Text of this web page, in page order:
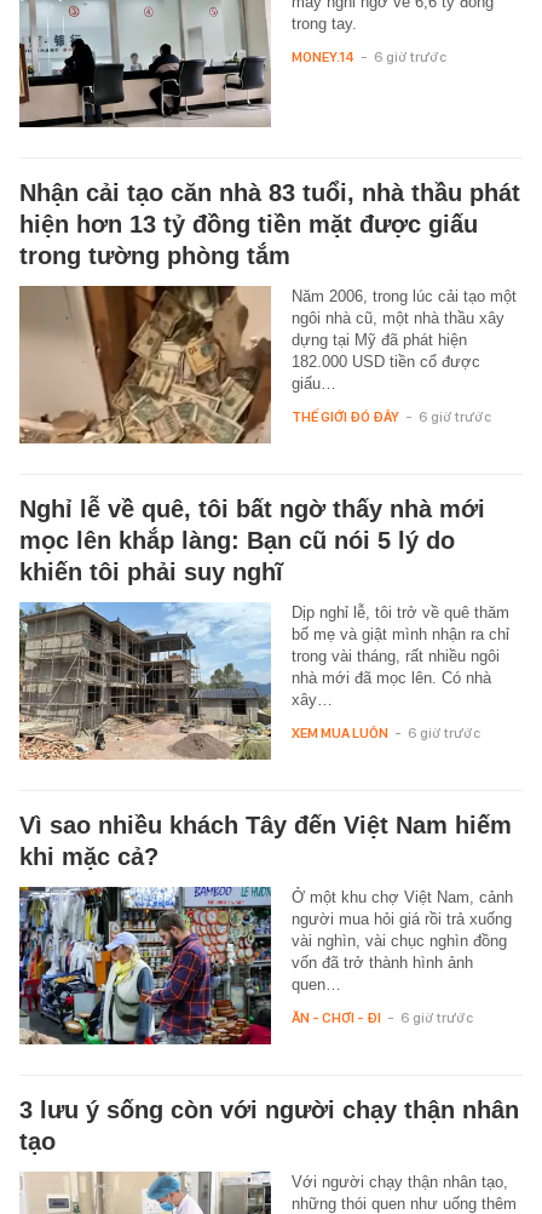
trong tay.
MONEY.14 - 6 giờ trước
Nhận cải tạo căn nhà 83 tuổi, nhà thầu phát
hiện hơn 13 tỷ đồng tiền mặt được giấu
trong tường phòng tắm
Năm 2006, trong lúc cải tạo một
ngôi nhà cũ, một nhà thầu xây
dựng tại Mỹ đã phát hiện
182.000 USD tiền cổ được
giấu…
THẾ GIỚI ĐÓ ĐÂY - 6 giờ trước
Nghỉ lễ về quê, tôi bất ngờ thấy nhà mới
mọc lên khắp làng: Bạn cũ nói 5 lý do
khiến tôi phải suy nghĩ
Dịp nghỉ lễ, tôi trở về quê thăm
bố mẹ và giật mình nhận ra chỉ
trong vài tháng, rất nhiều ngôi
nhà mới đã mọc lên. Có nhà
xây…
XEM MUA LUÔN - 6 giờ trước
Vì sao nhiều khách Tây đến Việt Nam hiếm
khi mặc cả?
Ở một khu chợ Việt Nam, cảnh
người mua hỏi giá rồi trả xuống
vài nghìn, vài chục nghìn đồng
vốn đã trở thành hình ảnh
quen…
ĂN - CHƠI - ĐI - 6 giờ trước
3 lưu ý sống còn với người chạy thận nhân
tạo
Với người chạy thận nhân tạo,
những thói quen như uống thêm